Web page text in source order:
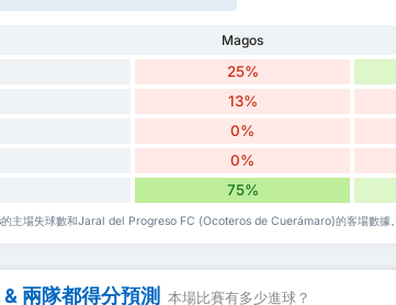
Magos
25%
13%
0%
0%
75%
主場失球數和Jaral del Progreso FC (Ocoteros de Cuerámaro)的客場數據。
兩隊都得分預測 本場比賽有多少進球？